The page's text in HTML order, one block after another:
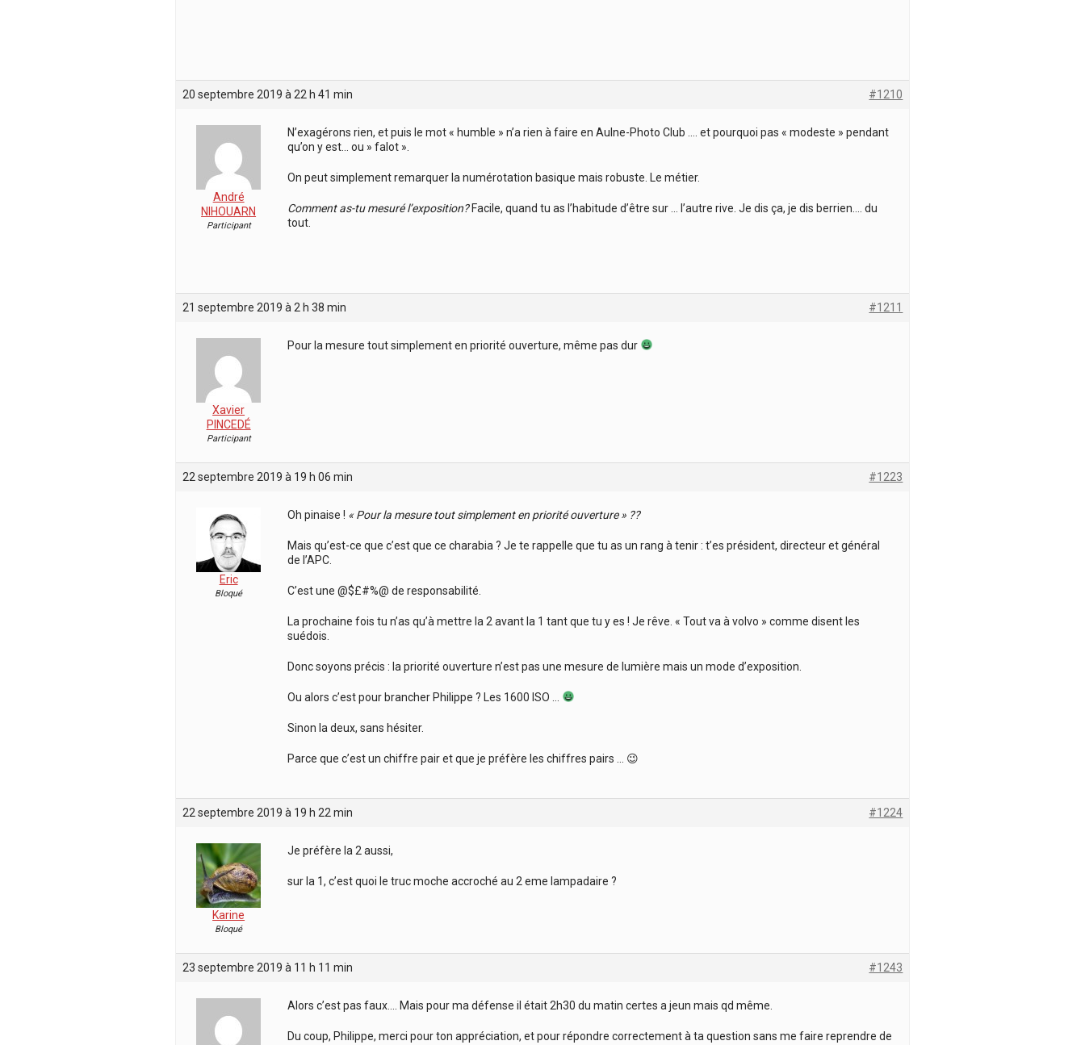
20 septembre 2019 à 22 h 41 min #1210
André
NIHOUARN
Participant
N’exagérons rien, et puis le mot « humble » n’a rien à faire en Aulne-Photo Club …. et pourquoi pas « modeste » pendant
qu’on y est… ou » falot ».
On peut simplement remarquer la numérotation basique mais robuste. Le métier.
Comment as-tu mesuré l’exposition? Facile, quand tu as l’habitude d’être sur … l’autre rive. Je dis ça, je dis berrien…. du
tout.
21 septembre 2019 à 2 h 38 min #1211
Xavier
PINCEDÉ
Participant
Pour la mesure tout simplement en priorité ouverture, même pas dur
22 septembre 2019 à 19 h 06 min #1223
Eric
Bloqué
Oh pinaise ! « Pour la mesure tout simplement en priorité ouverture » ??
Mais qu’est-ce que c’est que ce charabia ? Je te rappelle que tu as un rang à tenir : t’es président, directeur et général
de l’APC.
C’est une @$£#%@ de responsabilité.
La prochaine fois tu n’as qu’à mettre la 2 avant la 1 tant que tu y es ! Je rêve. « Tout va à volvo » comme disent les
suédois.
Donc soyons précis : la priorité ouverture n’est pas une mesure de lumière mais un mode d’exposition.
Ou alors c’est pour brancher Philippe ? Les 1600 ISO …
Sinon la deux, sans hésiter.
Parce que c’est un chiffre pair et que je préfère les chiffres pairs … 😉
22 septembre 2019 à 19 h 22 min #1224
Karine
Bloqué
Je préfère la 2 aussi,
sur la 1, c’est quoi le truc moche accroché au 2 eme lampadaire ?
23 septembre 2019 à 11 h 11 min #1243
Alors c’est pas faux…. Mais pour ma défense il était 2h30 du matin certes a jeun mais qd même.
Du coup, Philippe, merci pour ton appréciation, et pour répondre correctement à ta question sans me faire reprendre de